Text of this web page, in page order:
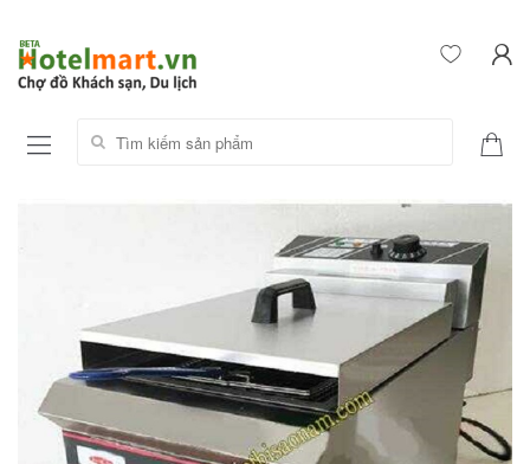
Tìm kiếm sản phẩm: